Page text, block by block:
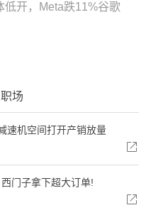
低开，Meta跌11%谷歌
职场
速机空间打开产销放量
门子拿下超大订单!